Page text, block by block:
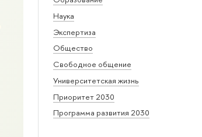
Наука
Экспертиза
Общество
Свободное общение
Университетская жизнь
Приоритет 2030
Программа развития 2030